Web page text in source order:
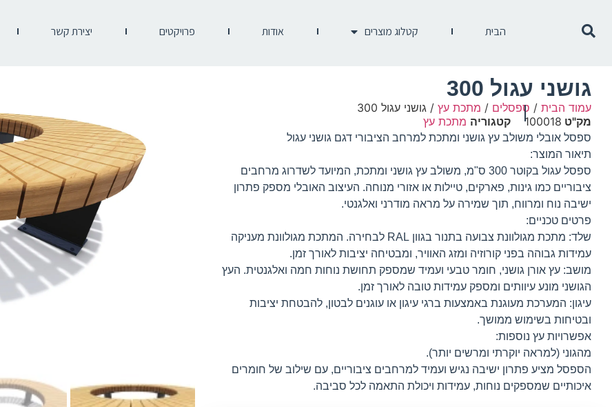
הבית קטלוג מוצרים אודות פרויקטים יצירת קשר
גושני עגול 300
עמוד הבית / ספסלים / מתכת עץ / גושני עגול 300
מק"ט 100018 קטגוריה מתכת עץ
ספסל אובלי משולב עץ גושני ומתכת למרחב הציבורי דגם גושני עגול
תיאור המוצר:
ספסל עגול בקוטר 300 ס"מ, משולב עץ גושני ומתכת, המיועד לשדרוג מרחבים
ציבוריים כמו גינות, פארקים, טיילות או אזורי מנוחה. העיצוב האובלי מספק פתרון
ישיבה נוח ומרווח, תוך שמירה על מראה מודרני ואלגנטי.
פרטים טכניים:
שלד: מתכת מגולוונת צבועה בתנור בגוון RAL לבחירה. המתכת מגולוונת מעניקה
עמידות גבוהה בפני קורוזיה ומזג האוויר, ומבטיחה יציבות לאורך זמן.
מושב: עץ אורן גושני, חומר טבעי ועמיד שמספק תחושת נוחות חמה ואלגנטית. העץ
הגושני מונע עיוותים ומספק עמידות טובה לאורך זמן.
עיגון: המערכת מעוגנת באמצעות ברגי עיגון או עוגנים לבטון, להבטחת יציבות
ובטיחות בשימוש ממושך.
אפשרויות עץ נוספות:
מהגוני (למראה יוקרתי ומרשים יותר).
הספסל מציע פתרון ישיבה נגיש ועמיד למרחבים ציבוריים, עם שילוב של חומרים
איכותיים שמספקים נוחות, עמידות ויכולת התאמה לכל סביבה.